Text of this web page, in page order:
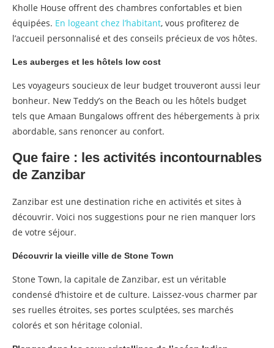
Kholle House offrent des chambres confortables et bien
équipées. En logeant chez l’habitant, vous profiterez de
l’accueil personnalisé et des conseils précieux de vos hôtes.
Les auberges et les hôtels low cost
Les voyageurs soucieux de leur budget trouveront aussi leur
bonheur. New Teddy’s on the Beach ou les hôtels budget
tels que Amaan Bungalows offrent des hébergements à prix
abordable, sans renoncer au confort.
Que faire : les activités incontournables
de Zanzibar
Zanzibar est une destination riche en activités et sites à
découvrir. Voici nos suggestions pour ne rien manquer lors
de votre séjour.
Découvrir la vieille ville de Stone Town
Stone Town, la capitale de Zanzibar, est un véritable
condensé d’histoire et de culture. Laissez-vous charmer par
ses ruelles étroites, ses portes sculptées, ses marchés
colorés et son héritage colonial.